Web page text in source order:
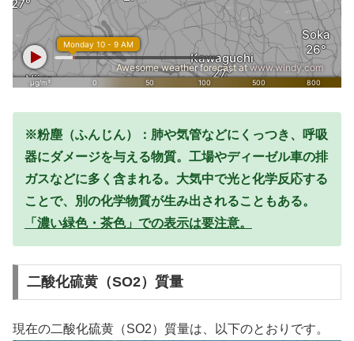
※粉塵（ふんじん）：肺や気管などにくっつき、呼吸
器にダメージを与える物質。工場やディーゼル車の排
ガスなどに多く含まれる。大気中で光と化学反応する
ことで、別の化学物質が生み出されることもある。
「濃い緑色・茶色」での表示は要注意。
二酸化硫黄（SO2）質量
現在の二酸化硫黄（SO2）質量は、以下のとおりです。